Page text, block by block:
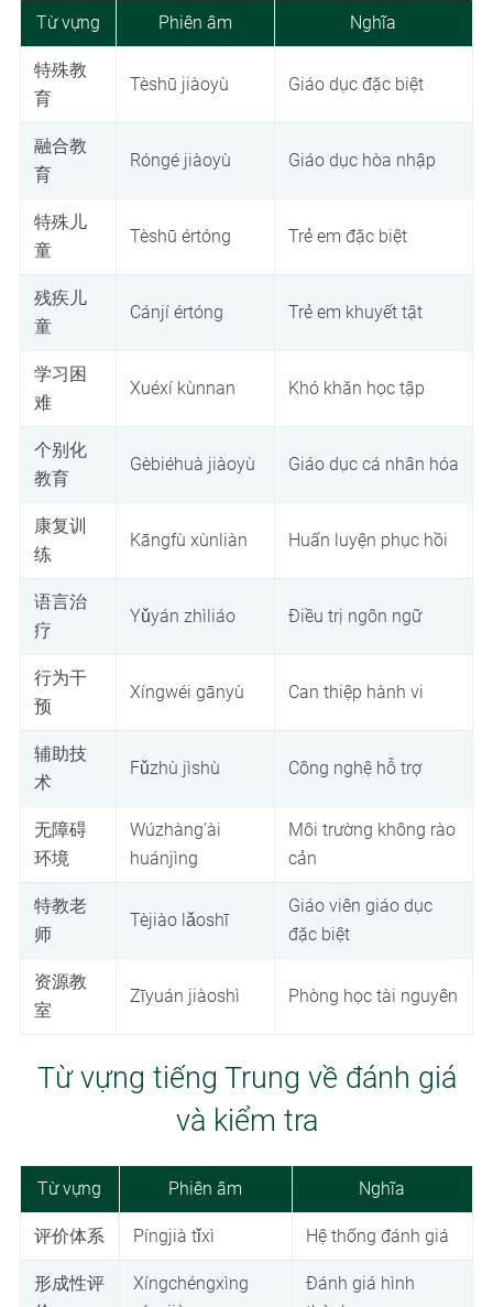
Từ vựng Phiên âm Nghĩa
特殊教
育
Tèshū jiàoyù Giáo dục đặc biệt
融合教
育
Róngé jiàoyù Giáo dục hòa nhập
特殊儿
童
Tèshū értóng Trẻ em đặc biệt
残疾儿
童
Cánjí értóng Trẻ em khuyết tật
学习困
难
Xuéxí kùnnan Khó khăn học tập
个别化
教育
Gèbiéhuà jiàoyù Giáo dục cá nhân hóa
康复训
练
Kāngfù xùnliàn Huấn luyện phục hồi
语言治
疗
Yǔyán zhìliáo Điều trị ngôn ngữ
行为干
预
Xíngwéi gānyù Can thiệp hành vi
辅助技
术
Fǔzhù jìshù Công nghệ hỗ trợ
无障碍
环境
Wúzhàng’ài
huánjìng
Môi trường không rào
cản
特教老
师
Tèjiào lǎoshī
Giáo viên giáo dục
đặc biệt
资源教
室
Zīyuán jiàoshì Phòng học tài nguyên
Từ vựng tiếng Trung về đánh giá
và kiểm tra
Từ vựng Phiên âm Nghĩa
评价体系 Píngjià tǐxì Hệ thống đánh giá
形成性评
Xíngchéngxìng
Đánh giá hình